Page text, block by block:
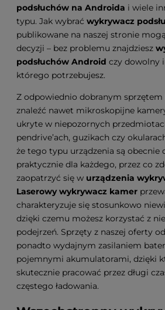
podsłuchów na Androida i wiele
typu. Jak wybrać wykrywacz
publikowane na naszej stronie
decyzji – bez problemu znajdziesz
podsłuchów Android czy dowolny
którego potrzebujesz.
Z odpowiednio dobranym sprzętem
znaleźć nawet mikroskopijne
ukryte w niepozornych
pendrive’ach, guzikach czy
że tego typu urządzenia są obecnie
praktycznie dla każdego, przez co
zaopatrzyć się w urządzenia
Laserowy wykrywacz kamer
charakteryzuje się stosunkowo
dzięki czemu możesz korzystać z
podejrzeń. Sprzęty z naszej oferty
ponadto wydajnym zasilaniem
pojemnymi akumulatorami, dzięki
skutecznie pracować przez długi
częstego ładowania.